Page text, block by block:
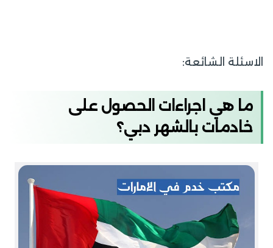
الاسئلة الشائعة:
ما هي اجراءات الحصول على
خادمات بالشهر دبي؟